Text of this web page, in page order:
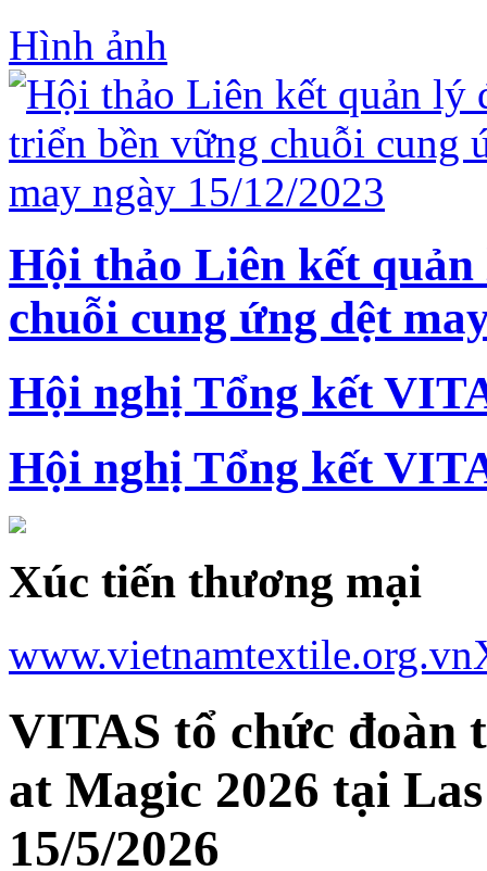
Hình ảnh
Hội thảo Liên kết
chuỗi cung ứng dệt
Hội nghị Tổng kết
Hội nghị Tổng kết
Xúc tiến thương mại
www.vietnamtextile.org.vn
VITAS tổ chức đoàn
at Magic 2026 tại
15/5/2026